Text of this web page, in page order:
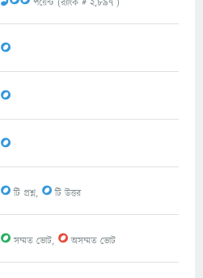
0
0
0
0টি প্রশ্ন, 0টি উত্তর
0সম্মত ভোট, 0অসম্মত ভোট